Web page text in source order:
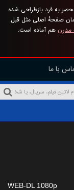
به فرد بازطراحی شده
صفحهٔ اصلی مثل قبل
هم آماده است.
با ما
WEB-DL 1080p